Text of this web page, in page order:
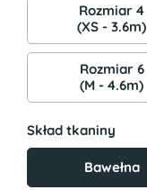
Rozmiar 4
(XS - 3.6m)
Rozmiar 6
(M - 4.6m)
Skład tkaniny
Bawełna